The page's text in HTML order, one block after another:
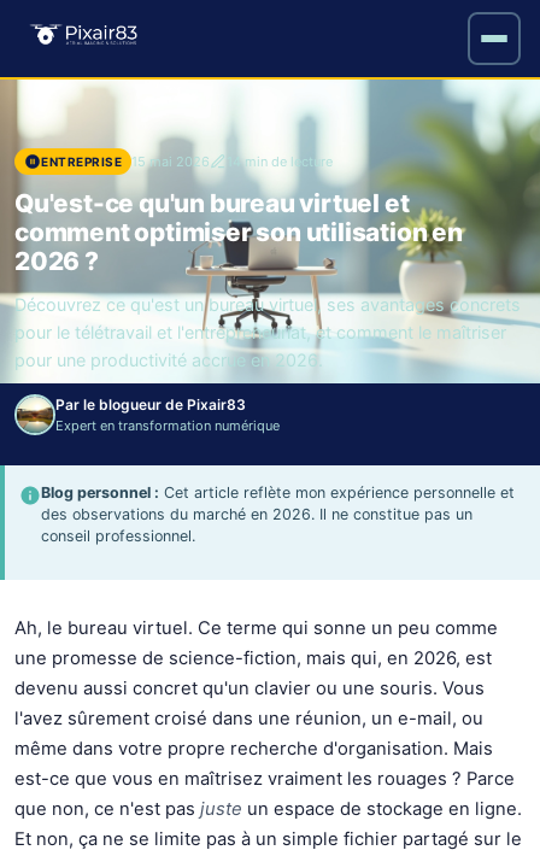
ENTREPRISE 15 mai 2026 14 min de lecture
Qu'est-ce qu'un bureau virtuel et
comment optimiser son utilisation en
2026 ?
Découvrez ce qu'est un bureau virtuel, ses avantages concrets
pour le télétravail et l'entrepreneuriat, et comment le maîtriser
pour une productivité accrue en 2026.
Par le blogueur de Pixair83
Expert en transformation numérique
Blog personnel : Cet article reflète mon expérience personnelle et
des observations du marché en 2026. Il ne constitue pas un
conseil professionnel.
Ah, le bureau virtuel. Ce terme qui sonne un peu comme
une promesse de science-fiction, mais qui, en 2026, est
devenu aussi concret qu'un clavier ou une souris. Vous
l'avez sûrement croisé dans une réunion, un e-mail, ou
même dans votre propre recherche d'organisation. Mais
est-ce que vous en maîtrisez vraiment les rouages ? Parce
que non, ce n'est pas juste un espace de stockage en ligne.
Et non, ça ne se limite pas à un simple fichier partagé sur le